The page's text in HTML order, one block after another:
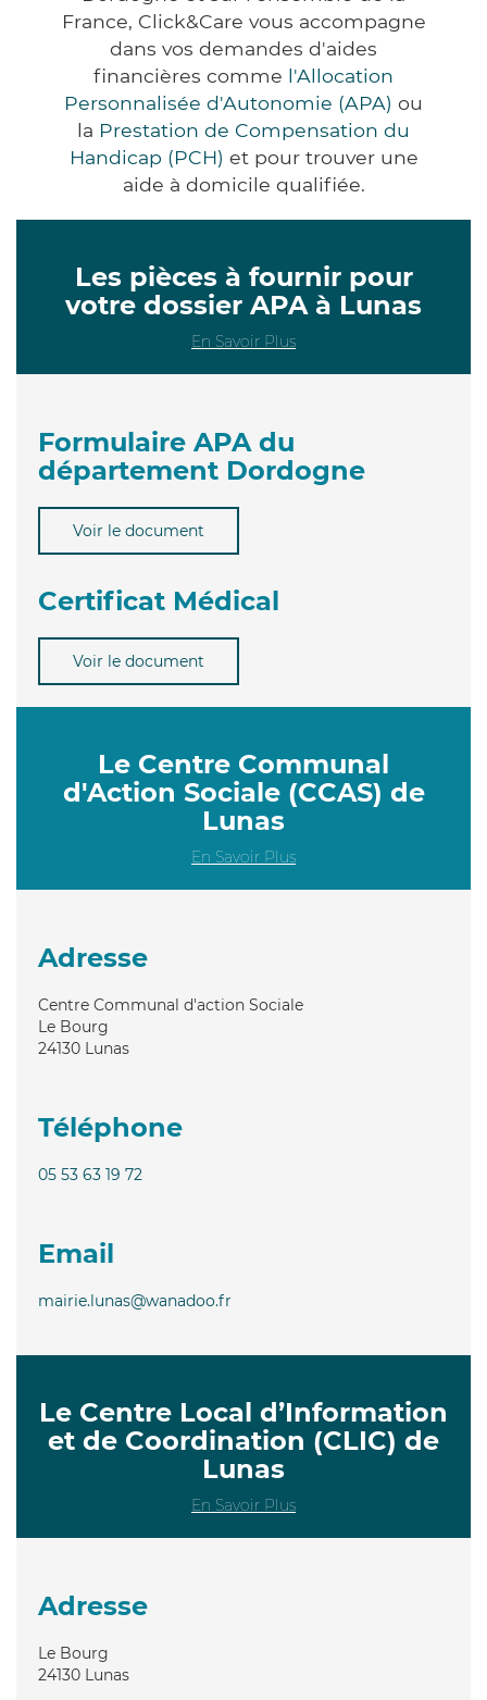
France, Click&Care vous accompagne
dans vos demandes d'aides
financières comme l'Allocation
Personnalisée d'Autonomie (APA) ou
la Prestation de Compensation du
Handicap (PCH) et pour trouver une
aide à domicile qualifiée.
Les pièces à fournir pour
votre dossier APA à Lunas
En Savoir Plus
Formulaire APA du
département Dordogne
Voir le document
Certificat Médical
Voir le document
Le Centre Communal
d'Action Sociale (CCAS) de
Lunas
En Savoir Plus
Adresse
Centre Communal d'action Sociale
Le Bourg
24130 Lunas
Téléphone
05 53 63 19 72
Email
mairie.lunas@wanadoo.fr
Le Centre Local d’Information
et de Coordination (CLIC) de
Lunas
En Savoir Plus
Adresse
Le Bourg
24130 Lunas